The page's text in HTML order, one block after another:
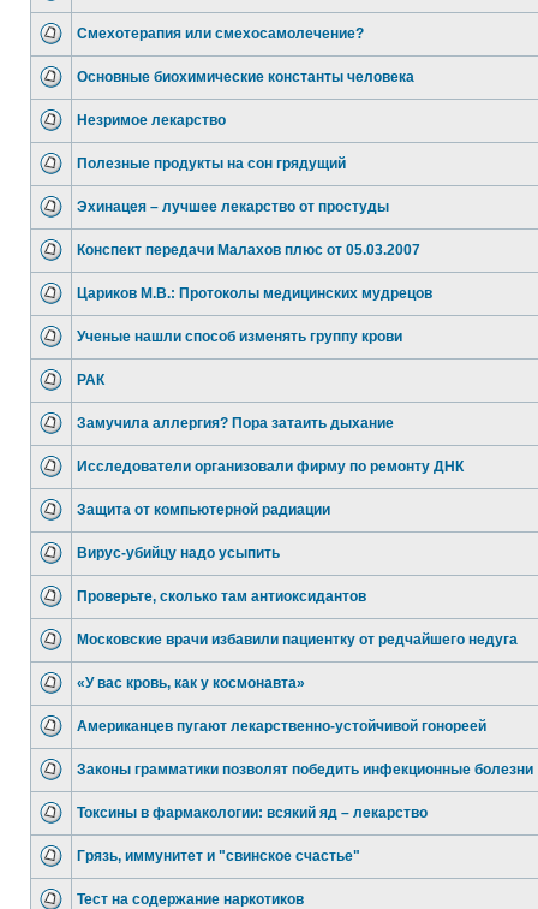
Смехотерапия или смехосамолечение?
Основные биохимические константы человека
Незримое лекарство
Полезные продукты на сон грядущий
Эхинацея – лучшее лекарство от простуды
Конспект передачи Малахов плюс от 05.03.2007
Цариков М.В.: Протоколы медицинских мудрецов
Ученые нашли способ изменять группу крови
РАК
Замучила аллергия? Пора затаить дыхание
Исследователи организовали фирму по ремонту ДНК
Защита от компьютерной радиации
Вирус-убийцу надо усыпить
Проверьте, сколько там антиоксидантов
Московские врачи избавили пациентку от редчайшего недуга
«У вас кровь, как у космонавта»
Американцев пугают лекарственно-устойчивой гонореей
Законы грамматики позволят победить инфекционные болезни
Токсины в фармакологии: всякий яд – лекарство
Грязь, иммунитет и "свинское счастье"
Тест на содержание наркотиков